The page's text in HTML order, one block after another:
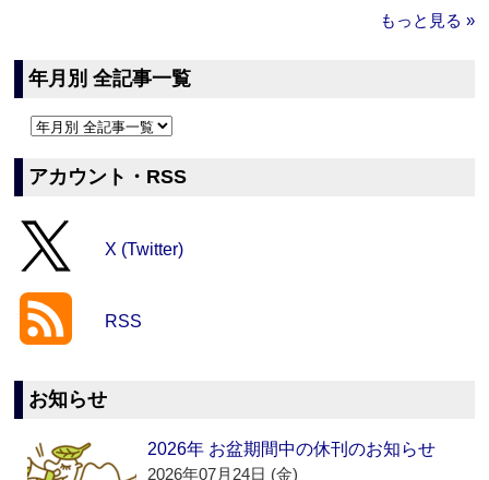
もっと見る »
年月別 全記事一覧
アカウント・RSS
X (Twitter)
RSS
お知らせ
2026年 お盆期間中の休刊のお知らせ
2026年07月24日 (金)